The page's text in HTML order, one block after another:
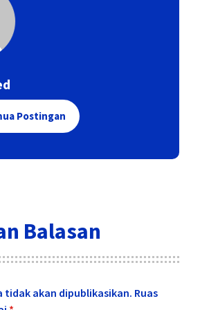
anda disini,bisa berupa
3</a></h3>
anda disini,bisa berupa
Postingan
Balasan
tidak akan dipublikasikan. Ruas